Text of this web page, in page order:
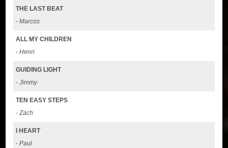
THE LAST BEAT
-Marcos
ALL MY CHILDREN
-Henri
GUIDING LIGHT
-Jimmy
TEN EASY STEPS
-Zach
I HEART
-Paul